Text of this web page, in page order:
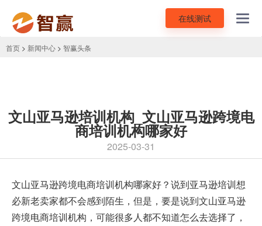
在线测试
首页 > 新闻中心 > 智赢头条
文山亚马逊培训机构_文山亚马逊跨境电
商培训机构哪家好
2025-03-31
文山亚马逊跨境电商培训机构哪家好？说到亚马逊培训想
必新老卖家都不会感到陌生，但是，要是说到文山亚马逊
跨境电商培训机构，可能很多人都不知道怎么去选择了，